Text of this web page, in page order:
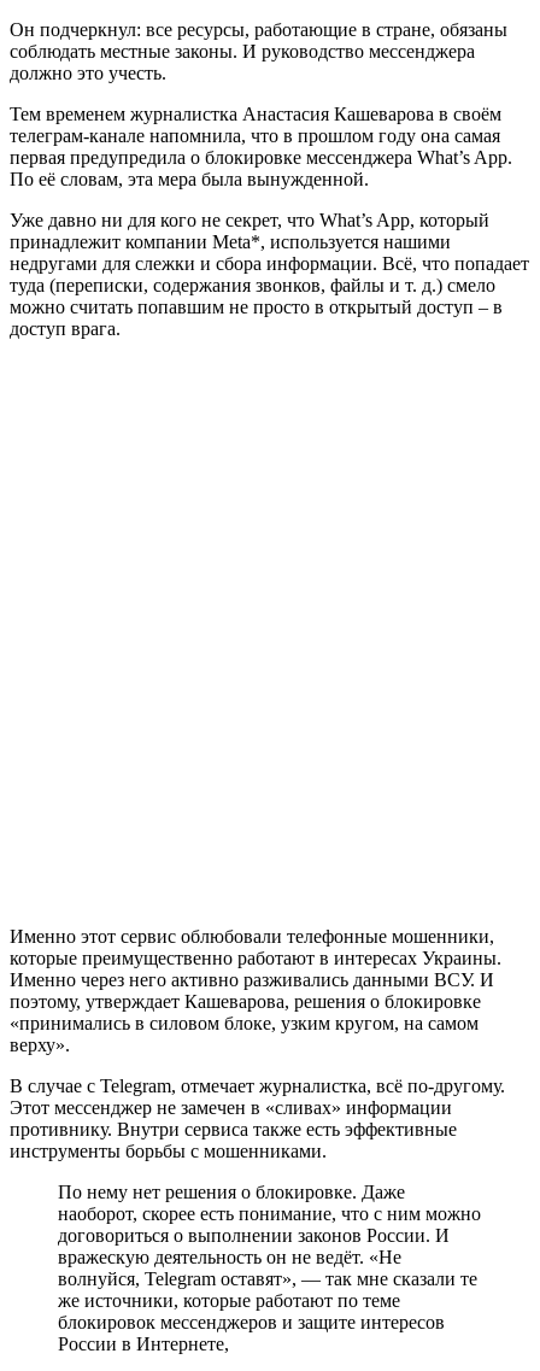
Он подчеркнул: все ресурсы, работающие в стране, обязаны
соблюдать местные законы. И руководство мессенджера
должно это учесть.
Тем временем журналистка Анастасия Кашеварова в своём
телеграм-канале напомнила, что в прошлом году она самая
первая предупредила о блокировке мессенджера What’s App.
По её словам, эта мера была вынужденной.
Уже давно ни для кого не секрет, что What’s App, который
принадлежит компании Meta*, используется нашими
недругами для слежки и сбора информации. Всё, что попадает
туда (переписки, содержания звонков, файлы и т. д.) смело
можно считать попавшим не просто в открытый доступ – в
доступ врага.
Именно этот сервис облюбовали телефонные мошенники,
которые преимущественно работают в интересах Украины.
Именно через него активно разживались данными ВСУ. И
поэтому, утверждает Кашеварова, решения о блокировке
«принимались в силовом блоке, узким кругом, на самом
верху».
В случае с Telegram, отмечает журналистка, всё по-другому.
Этот мессенджер не замечен в «сливах» информации
противнику. Внутри сервиса также есть эффективные
инструменты борьбы с мошенниками.
По нему нет решения о блокировке. Даже
наоборот, скорее есть понимание, что с ним можно
договориться о выполнении законов России. И
вражескую деятельность он не ведёт. «Не
волнуйся, Telegram оставят», — так мне сказали те
же источники, которые работают по теме
блокировок мессенджеров и защите интересов
России в Интернете,